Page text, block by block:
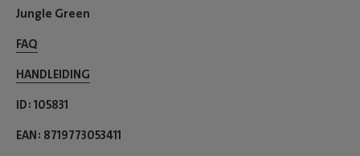
Jungle Green
FAQ
HANDLEIDING
ID 105831
EAN 8719773053411